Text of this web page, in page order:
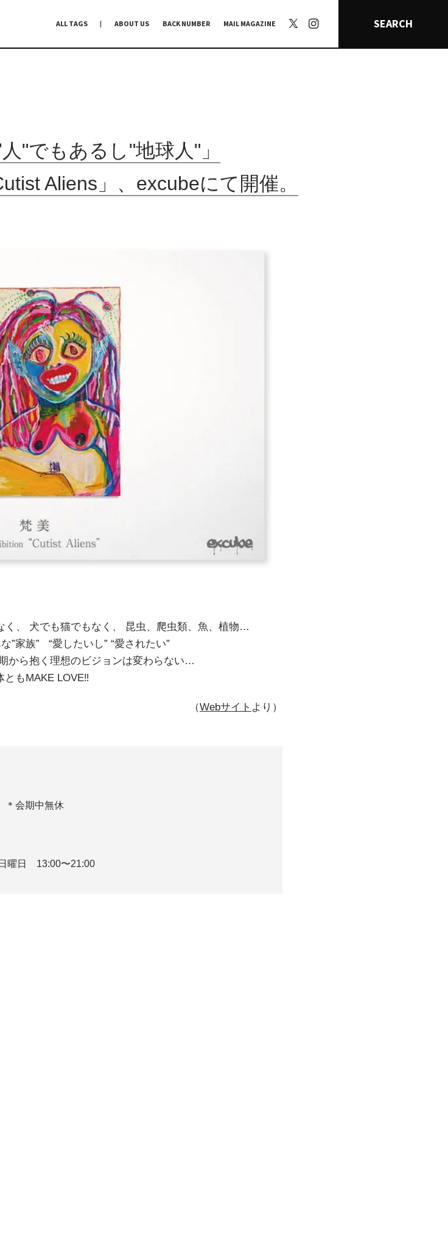
ALL TAGS ABOUT US BACK NUMBER MAIL MAGAZINE SEARCH
"でもあるし"地球人"」
Aliens」、excubeにて開催。
く、 犬でも猫でもなく、 昆虫、爬虫類、魚、植物…
家族” “愛したいし” “愛されたい”
から抱く理想のビジョンは変わらない…
もMAKE LOVE‼︎
（Webサイト より）
＊会期中無休
曜日 13:00〜21:00